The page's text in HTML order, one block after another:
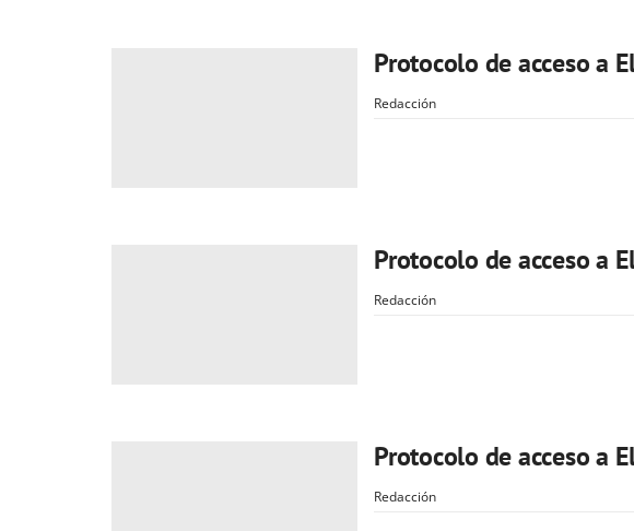
Protocolo de acceso a
Redacción
Protocolo de acceso a
Redacción
Protocolo de acceso a
Redacción